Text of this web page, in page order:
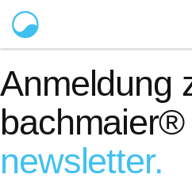
Anmeldung
bachmaier®
newsletter.